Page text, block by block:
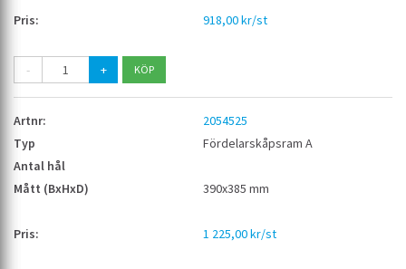
918,00 kr/st
- +
2054525
Fördelarskåpsram A
390x385 mm
1 225,00 kr/st